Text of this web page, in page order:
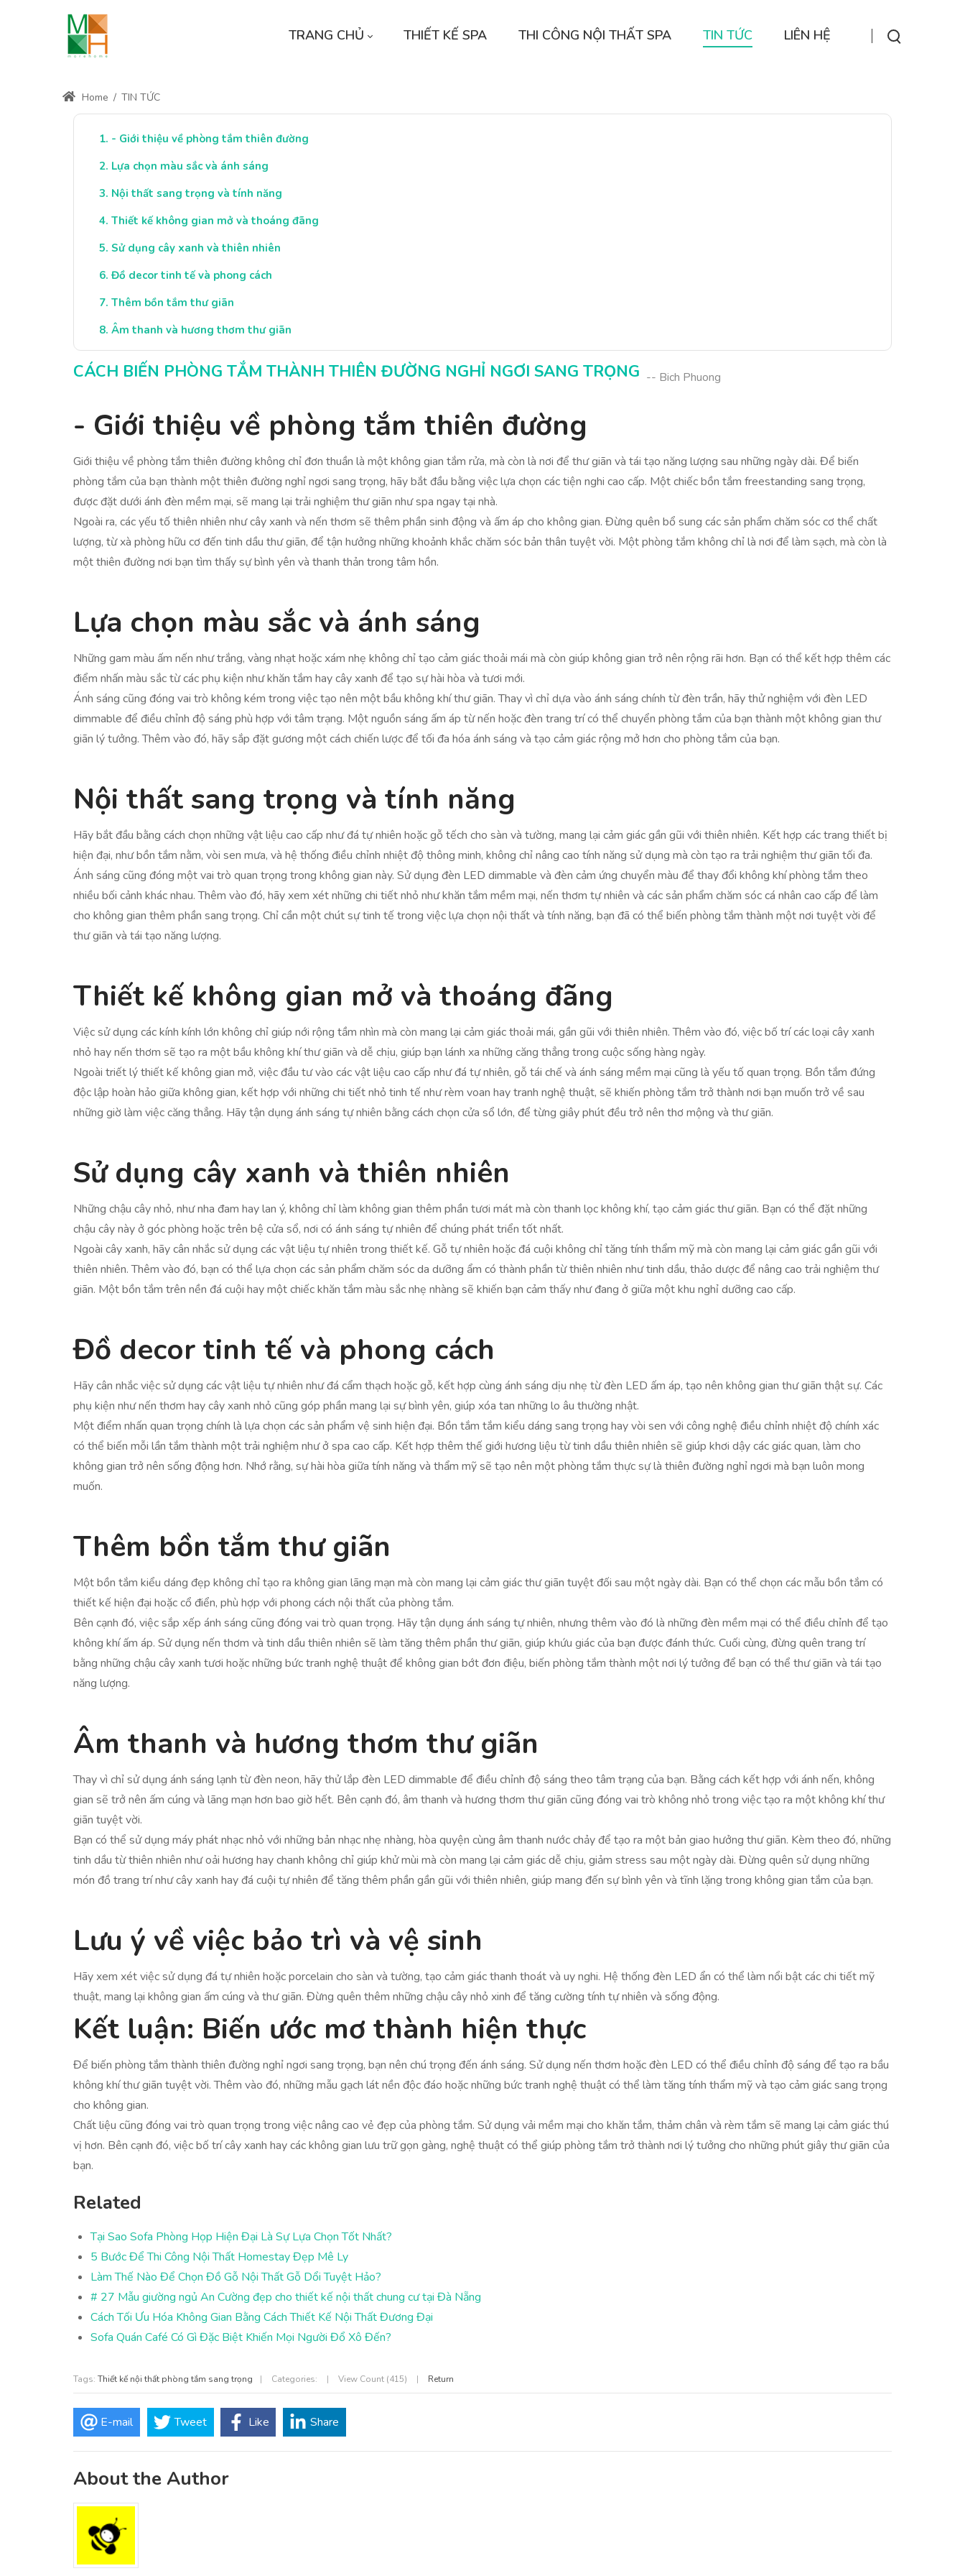
TRANG CHỦ THIẾT KẾ SPA THI CÔNG NỘI THẤT SPA TIN TỨC LIÊN HỆ
Home / TIN TỨC
- Giới thiệu về phòng tắm thiên đường
Lựa chọn màu sắc và ánh sáng
Nội thất sang trọng và tính năng
Thiết kế không gian mở và thoáng đãng
Sử dụng cây xanh và thiên nhiên
Đồ decor tinh tế và phong cách
Thêm bồn tắm thư giãn
Âm thanh và hương thơm thư giãn
Lưu ý về việc bảo trì và vệ sinh
CÁCH BIẾN PHÒNG TẮM THÀNH THIÊN ĐƯỜNG NGHỈ NGƠI SANG TRỌNG -- Bich Phuong
- Giới thiệu về phòng tắm thiên đường
Giới thiệu về phòng tắm thiên đường không chỉ đơn thuần là một không gian tắm rửa, mà còn là nơi để thư giãn và tái tạo năng lượng sau những ngày dài. Để biến
phòng tắm của bạn thành một thiên đường nghỉ ngơi sang trọng, hãy bắt đầu bằng việc lựa chọn các tiện nghi cao cấp. Một chiếc bồn tắm freestanding sang trọng,
được đặt dưới ánh đèn mềm mại, sẽ mang lại trải nghiệm thư giãn như spa ngay tại nhà.
Ngoài ra, các yếu tố thiên nhiên như cây xanh và nến thơm sẽ thêm phần sinh động và ấm áp cho không gian. Đừng quên bổ sung các sản phẩm chăm sóc cơ thể chất
lượng, từ xà phòng hữu cơ đến tinh dầu thư giãn, để tận hưởng những khoảnh khắc chăm sóc bản thân tuyệt vời. Một phòng tắm không chỉ là nơi để làm sạch, mà còn là
một thiên đường nơi bạn tìm thấy sự bình yên và thanh thản trong tâm hồn.
Lựa chọn màu sắc và ánh sáng
Những gam màu ấm nến như trắng, vàng nhạt hoặc xám nhẹ không chỉ tạo cảm giác thoải mái mà còn giúp không gian trở nên rộng rãi hơn. Bạn có thể kết hợp thêm các
điểm nhấn màu sắc từ các phụ kiện như khăn tắm hay cây xanh để tạo sự hài hòa và tươi mới.
Ánh sáng cũng đóng vai trò không kém trong việc tạo nên một bầu không khí thư giãn. Thay vì chỉ dựa vào ánh sáng chính từ đèn trần, hãy thử nghiệm với đèn LED
dimmable để điều chỉnh độ sáng phù hợp với tâm trạng. Một nguồn sáng ấm áp từ nến hoặc đèn trang trí có thể chuyển phòng tắm của bạn thành một không gian thư
giãn lý tưởng. Thêm vào đó, hãy sắp đặt gương một cách chiến lược để tối đa hóa ánh sáng và tạo cảm giác rộng mở hơn cho phòng tắm của bạn.
Nội thất sang trọng và tính năng
Hãy bắt đầu bằng cách chọn những vật liệu cao cấp như đá tự nhiên hoặc gỗ tếch cho sàn và tường, mang lại cảm giác gần gũi với thiên nhiên. Kết hợp các trang thiết bị
hiện đại, như bồn tắm nằm, vòi sen mưa, và hệ thống điều chỉnh nhiệt độ thông minh, không chỉ nâng cao tính năng sử dụng mà còn tạo ra trải nghiệm thư giãn tối đa.
Ánh sáng cũng đóng một vai trò quan trọng trong không gian này. Sử dụng đèn LED dimmable và đèn cảm ứng chuyển màu để thay đổi không khí phòng tắm theo
nhiều bối cảnh khác nhau. Thêm vào đó, hãy xem xét những chi tiết nhỏ như khăn tắm mềm mại, nến thơm tự nhiên và các sản phẩm chăm sóc cá nhân cao cấp để làm
cho không gian thêm phần sang trọng. Chỉ cần một chút sự tinh tế trong việc lựa chọn nội thất và tính năng, bạn đã có thể biến phòng tắm thành một nơi tuyệt vời để
thư giãn và tái tạo năng lượng.
Thiết kế không gian mở và thoáng đãng
Việc sử dụng các kính kính lớn không chỉ giúp nới rộng tầm nhìn mà còn mang lại cảm giác thoải mái, gần gũi với thiên nhiên. Thêm vào đó, việc bố trí các loại cây xanh
nhỏ hay nến thơm sẽ tạo ra một bầu không khí thư giãn và dễ chịu, giúp bạn lánh xa những căng thẳng trong cuộc sống hàng ngày.
Ngoài triết lý thiết kế không gian mở, việc đầu tư vào các vật liệu cao cấp như đá tự nhiên, gỗ tái chế và ánh sáng mềm mại cũng là yếu tố quan trọng. Bồn tắm đứng
độc lập hoàn hảo giữa không gian, kết hợp với những chi tiết nhỏ tinh tế như rèm voan hay tranh nghệ thuật, sẽ khiến phòng tắm trở thành nơi bạn muốn trở về sau
những giờ làm việc căng thẳng. Hãy tận dụng ánh sáng tự nhiên bằng cách chọn cửa sổ lớn, để từng giây phút đều trở nên thơ mộng và thư giãn.
Sử dụng cây xanh và thiên nhiên
Những chậu cây nhỏ, như nha đam hay lan ý, không chỉ làm không gian thêm phần tươi mát mà còn thanh lọc không khí, tạo cảm giác thư giãn. Bạn có thể đặt những
chậu cây này ở góc phòng hoặc trên bệ cửa sổ, nơi có ánh sáng tự nhiên để chúng phát triển tốt nhất.
Ngoài cây xanh, hãy cân nhắc sử dụng các vật liệu tự nhiên trong thiết kế. Gỗ tự nhiên hoặc đá cuội không chỉ tăng tính thẩm mỹ mà còn mang lại cảm giác gần gũi với
thiên nhiên. Thêm vào đó, bạn có thể lựa chọn các sản phẩm chăm sóc da dưỡng ẩm có thành phần từ thiên nhiên như tinh dầu, thảo dược để nâng cao trải nghiệm thư
giãn. Một bồn tắm trên nền đá cuội hay một chiếc khăn tắm màu sắc nhẹ nhàng sẽ khiến bạn cảm thấy như đang ở giữa một khu nghỉ dưỡng cao cấp.
Đồ decor tinh tế và phong cách
Hãy cân nhắc việc sử dụng các vật liệu tự nhiên như đá cẩm thạch hoặc gỗ, kết hợp cùng ánh sáng dịu nhẹ từ đèn LED ấm áp, tạo nên không gian thư giãn thật sự. Các
phụ kiện như nến thơm hay cây xanh nhỏ cũng góp phần mang lại sự bình yên, giúp xóa tan những lo âu thường nhật.
Một điểm nhấn quan trọng chính là lựa chọn các sản phẩm vệ sinh hiện đại. Bồn tắm tắm kiểu dáng sang trọng hay vòi sen với công nghệ điều chỉnh nhiệt độ chính xác
có thể biến mỗi lần tắm thành một trải nghiệm như ở spa cao cấp. Kết hợp thêm thế giới hương liệu từ tinh dầu thiên nhiên sẽ giúp khơi dậy các giác quan, làm cho
không gian trở nên sống động hơn. Nhớ rằng, sự hài hòa giữa tính năng và thẩm mỹ sẽ tạo nên một phòng tắm thực sự là thiên đường nghỉ ngơi mà bạn luôn mong
muốn.
Thêm bồn tắm thư giãn
Một bồn tắm kiểu dáng đẹp không chỉ tạo ra không gian lãng mạn mà còn mang lại cảm giác thư giãn tuyệt đối sau một ngày dài. Bạn có thể chọn các mẫu bồn tắm có
thiết kế hiện đại hoặc cổ điển, phù hợp với phong cách nội thất của phòng tắm.
Bên cạnh đó, việc sắp xếp ánh sáng cũng đóng vai trò quan trọng. Hãy tận dụng ánh sáng tự nhiên, nhưng thêm vào đó là những đèn mềm mại có thể điều chỉnh để tạo
không khí ấm áp. Sử dụng nến thơm và tinh dầu thiên nhiên sẽ làm tăng thêm phần thư giãn, giúp khứu giác của bạn được đánh thức. Cuối cùng, đừng quên trang trí
bằng những chậu cây xanh tươi hoặc những bức tranh nghệ thuật để không gian bớt đơn điệu, biến phòng tắm thành một nơi lý tưởng để bạn có thể thư giãn và tái tạo
năng lượng.
Âm thanh và hương thơm thư giãn
Thay vì chỉ sử dụng ánh sáng lạnh từ đèn neon, hãy thử lắp đèn LED dimmable để điều chỉnh độ sáng theo tâm trạng của bạn. Bằng cách kết hợp với ánh nến, không
gian sẽ trở nên ấm cúng và lãng mạn hơn bao giờ hết. Bên cạnh đó, âm thanh và hương thơm thư giãn cũng đóng vai trò không nhỏ trong việc tạo ra một không khí thư
giãn tuyệt vời.
Bạn có thể sử dụng máy phát nhạc nhỏ với những bản nhạc nhẹ nhàng, hòa quyện cùng âm thanh nước chảy để tạo ra một bản giao hưởng thư giãn. Kèm theo đó, những
tinh dầu từ thiên nhiên như oải hương hay chanh không chỉ giúp khử mùi mà còn mang lại cảm giác dễ chịu, giảm stress sau một ngày dài. Đừng quên sử dụng những
món đồ trang trí như cây xanh hay đá cuội tự nhiên để tăng thêm phần gần gũi với thiên nhiên, giúp mang đến sự bình yên và tĩnh lặng trong không gian tắm của bạn.
Lưu ý về việc bảo trì và vệ sinh
Hãy xem xét việc sử dụng đá tự nhiên hoặc porcelain cho sàn và tường, tạo cảm giác thanh thoát và uy nghi. Hệ thống đèn LED ẩn có thể làm nổi bật các chi tiết mỹ
thuật, mang lại không gian ấm cúng và thư giãn. Đừng quên thêm những chậu cây nhỏ xinh để tăng cường tính tự nhiên và sống động.
Kết luận: Biến ước mơ thành hiện thực
Để biến phòng tắm thành thiên đường nghỉ ngơi sang trọng, bạn nên chú trọng đến ánh sáng. Sử dụng nến thơm hoặc đèn LED có thể điều chỉnh độ sáng để tạo ra bầu
không khí thư giãn tuyệt vời. Thêm vào đó, những mẫu gạch lát nền độc đáo hoặc những bức tranh nghệ thuật có thể làm tăng tính thẩm mỹ và tạo cảm giác sang trọng
cho không gian.
Chất liệu cũng đóng vai trò quan trọng trong việc nâng cao vẻ đẹp của phòng tắm. Sử dụng vải mềm mại cho khăn tắm, thảm chân và rèm tắm sẽ mang lại cảm giác thú
vị hơn. Bên cạnh đó, việc bố trí cây xanh hay các không gian lưu trữ gọn gàng, nghệ thuật có thể giúp phòng tắm trở thành nơi lý tưởng cho những phút giây thư giãn của
bạn.
Related
Tại Sao Sofa Phòng Họp Hiện Đại Là Sự Lựa Chọn Tốt Nhất?
5 Bước Để Thi Công Nội Thất Homestay Đẹp Mê Ly
Làm Thế Nào Để Chọn Đồ Gỗ Nội Thất Gỗ Dổi Tuyệt Hảo?
# 27 Mẫu giường ngủ An Cường đẹp cho thiết kế nội thất chung cư tại Đà Nẵng
Cách Tối Ưu Hóa Không Gian Bằng Cách Thiết Kế Nội Thất Đương Đại
Sofa Quán Café Có Gì Đặc Biệt Khiến Mọi Người Đổ Xô Đến?
Tags: Thiết kế nội thất phòng tắm sang trọng | Categories: | View Count (415) | Return
E-mail Tweet Like Share
About the Author